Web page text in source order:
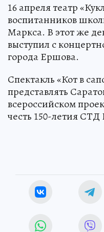
16 апреля театр
воспитанников
Маркса. В этот же
выступил с
города Ершова.
Спектакль «Кот в
представлять
всероссийском
честь 150-летия СТД